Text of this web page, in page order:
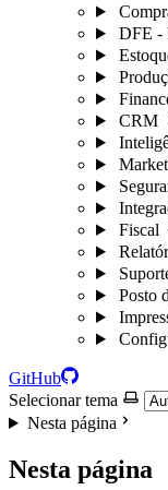
DFE -
CRM
Fiscal
Posto
GitHub
Selecionar tema
Nesta página
Nesta página